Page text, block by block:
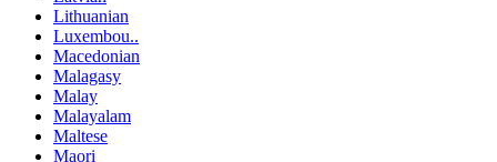
Lithuanian
Luxembou..
Macedonian
Malagasy
Malay
Malayalam
Maltese
Maori